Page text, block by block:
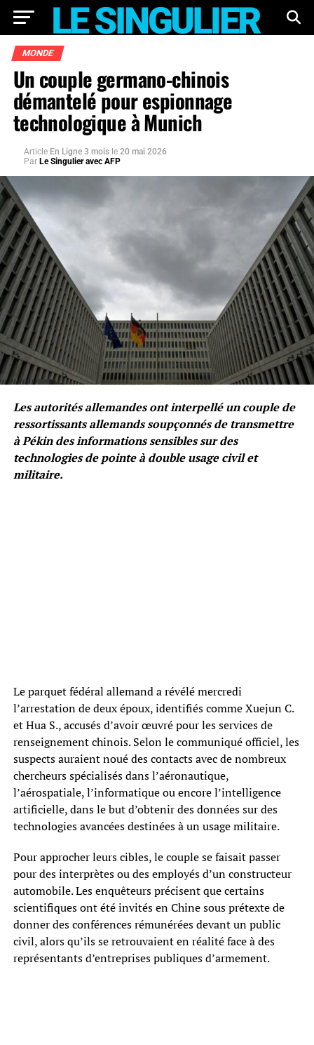
MONDE
Un couple germano-chinois
démantelé pour espionnage
technologique à Munich
Article En Ligne 3 mois le 20 mai 2026
Par Le Singulier avec AFP
Les autorités allemandes ont interpellé un couple de
ressortissants allemands soupçonnés de transmettre
à Pékin des informations sensibles sur des
technologies de pointe à double usage civil et
militaire.
Le parquet fédéral allemand a révélé mercredi
l’arrestation de deux époux, identifiés comme Xuejun C.
et Hua S., accusés d’avoir œuvré pour les services de
renseignement chinois. Selon le communiqué officiel, les
suspects auraient noué des contacts avec de nombreux
chercheurs spécialisés dans l’aéronautique,
l’aérospatiale, l’informatique ou encore l’intelligence
artificielle, dans le but d’obtenir des données sur des
technologies avancées destinées à un usage militaire.
Pour approcher leurs cibles, le couple se faisait passer
pour des interprètes ou des employés d’un constructeur
automobile. Les enquêteurs précisent que certains
scientifiques ont été invités en Chine sous prétexte de
donner des conférences rémunérées devant un public
civil, alors qu’ils se retrouvaient en réalité face à des
représentants d’entreprises publiques d’armement.